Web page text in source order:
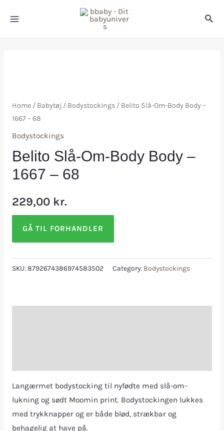
Home/ Babytøj / Bodystockings/ Belito Slå-Om-Body Body –
1667 – 68
Bodystockings
Belito Slå-Om-Body Body –
1667 – 68
229,00 kr.
GÅ TIL FORHANDLER
SKU:8792674386974583502 Category: Bodystockings
Langærmet bodystocking til nyfødte med slå-om-
lukning og sødt Moomin print. Bodystockingen lukkes
med trykknapper og er både blød, strækbar og
behagelig at have på.